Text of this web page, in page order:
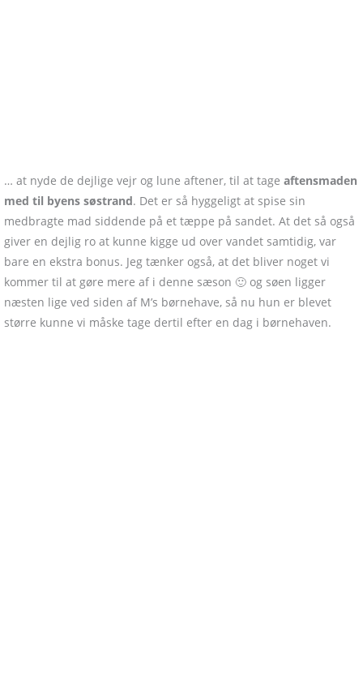
… at nyde de dejlige vejr og lune aftener, til at tage aftensmaden
med til byens søstrand. Det er så hyggeligt at spise sin
medbragte mad siddende på et tæppe på sandet. At det så også
giver en dejlig ro at kunne kigge ud over vandet samtidig, var
bare en ekstra bonus. Jeg tænker også, at det bliver noget vi
kommer til at gøre mere af i denne sæson 🙂 og søen ligger
næsten lige ved siden af M’s børnehave, så nu hun er blevet
større kunne vi måske tage dertil efter en dag i børnehaven.